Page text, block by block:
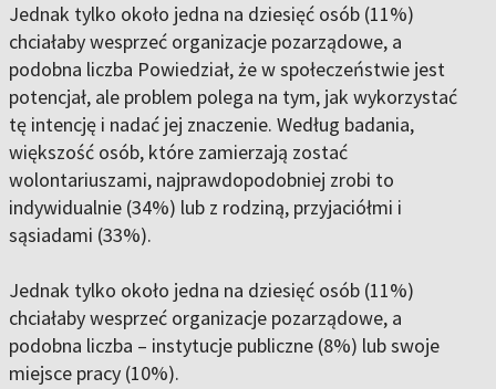
Jednak tylko około jedna na dziesięć osób (11%)
chciałaby wesprzeć organizacje pozarządowe, a
podobna liczba Powiedział, że w społeczeństwie jest
potencjał, ale problem polega na tym, jak wykorzystać
tę intencję i nadać jej znaczenie. Według badania,
większość osób, które zamierzają zostać
wolontariuszami, najprawdopodobniej zrobi to
indywidualnie (34%) lub z rodziną, przyjaciółmi i
sąsiadami (33%).
Jednak tylko około jedna na dziesięć osób (11%)
chciałaby wesprzeć organizacje pozarządowe, a
podobna liczba – instytucje publiczne (8%) lub swoje
miejsce pracy (10%).